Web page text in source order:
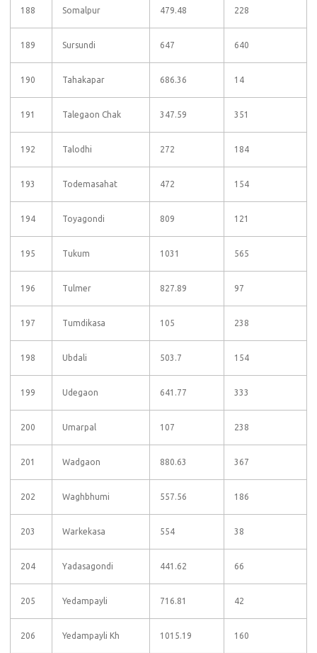
188 Somalpur 479.48 228
189 Sursundi 647 640
190 Tahakapar 686.36 14
191 Talegaon Chak 347.59 351
192 Talodhi 272 184
193 Todemasahat 472 154
194 Toyagondi 809 121
195 Tukum 1031 565
196 Tulmer 827.89 97
197 Tumdikasa 105 238
198 Ubdali 503.7 154
199 Udegaon 641.77 333
200 Umarpal 107 238
201 Wadgaon 880.63 367
202 Waghbhumi 557.56 186
203 Warkekasa 554 38
204 Yadasagondi 441.62 66
205 Yedampayli 716.81 42
206 Yedampayli Kh 1015.19 160